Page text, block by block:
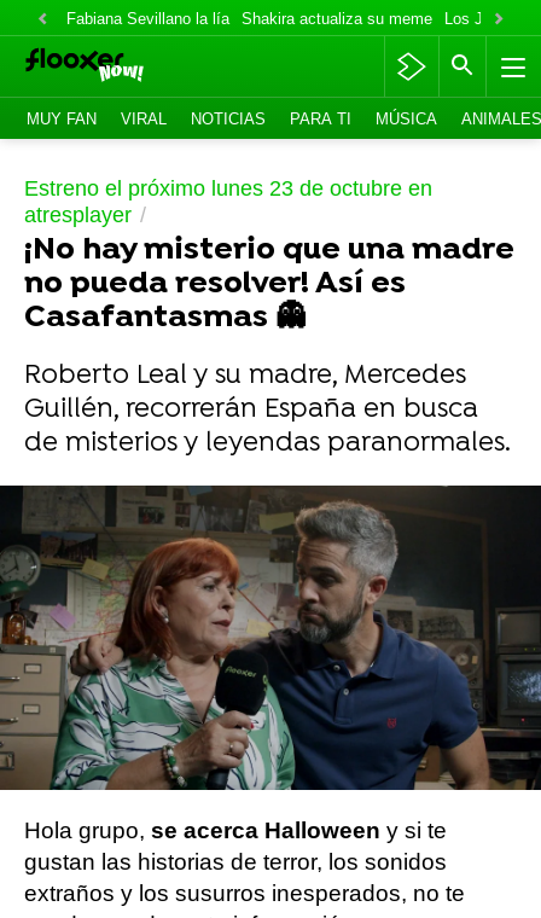
Fabiana Sevillano la lía Shakira actualiza su meme Los Jonas
MUY FAN VIRAL NOTICIAS PARA TI MÚSICA ANIMALES
Estreno el próximo lunes 23 de octubre en
atresplayer
¡No hay misterio que una madre
no pueda resolver! Así es
Casafantasmas 👻​
Roberto Leal y su madre, Mercedes
Guillén, recorrerán España en busca
de misterios y leyendas paranormales.
Flooxer Now
Publicado:20 de octubre de 2023, 11:29
WhatsappFacebook
X Flipboard
Hola grupo, se acerca Halloween y si te
gustan las historias de terror, los sonidos
extraños y los susurros inesperados, no te